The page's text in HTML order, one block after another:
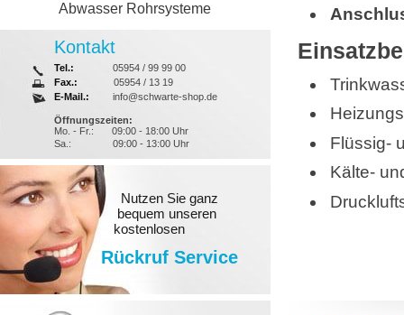
Flüssig-
Kälte-
Abwasser Rohrsysteme
Kontakt
Tel.:
05954 / 99 99 00
Fax.:
05954 / 13 19
E-Mail.:
info@schwarte-shop.de
Öffnungszeiten:
Mo. - Fr.:
09:00 - 18:00 Uhr
Sa.:
09:00 - 13:00 Uhr
Nutzen Sie ganz
bequem unseren
kostenlosen
Rückruf Service